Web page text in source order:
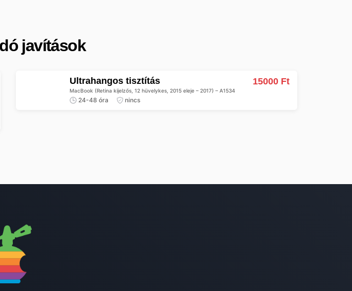
javítások
Ultrahangos tisztítás
MacBook (Retina kijelzős, 12 hüvelykes, 2015 eleje – 2017) – A1534
15000 Ft
24-48 óra nincs